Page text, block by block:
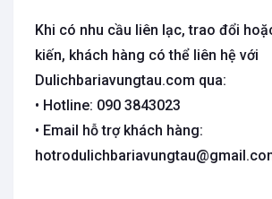
Khi có nhu cầu liên lạc, trao đổi
kiến, khách hàng có thể liên hệ với
Dulichbariavungtau.com qua:
• Hotline: 090 3843023
• Email hỗ trợ khách hàng: